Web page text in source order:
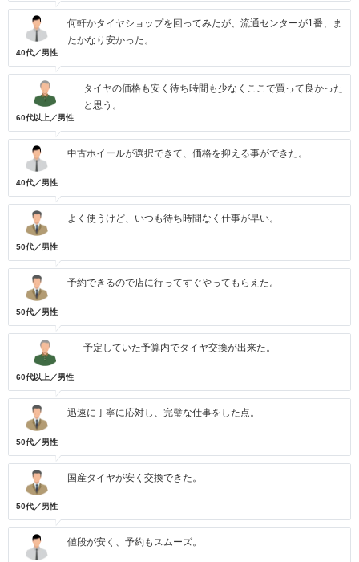
40代／男性
何軒かタイヤショップを回ってみたが、流通センターが1番、ま
たかなり安かった。
60代以上／男性
タイヤの価格も安く待ち時間も少なくここで買って良かった
と思う。
40代／男性
中古ホイールが選択できて、価格を抑える事ができた。
50代／男性
よく使うけど、いつも待ち時間なく仕事が早い。
50代／男性
予約できるので店に行ってすぐやってもらえた。
60代以上／男性
予定していた予算内でタイヤ交換が出来た。
50代／男性
迅速に丁寧に応対し、完璧な仕事をした点。
50代／男性
国産タイヤが安く交換できた。
値段が安く、予約もスムーズ。